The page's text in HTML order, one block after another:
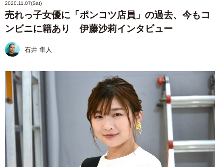
2020.11.07(Sat)
売れっ子女優に「ポンコツ店員」の過去、今もコ
ンビニに籍あり 伊藤沙莉インタビュー
石井 隼人